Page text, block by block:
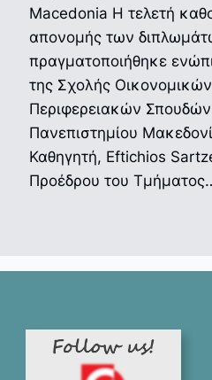
Macedonia Η τελετή
απονομής των
πραγματοποιήθηκε
της Σχολής
Περιφερειακών
Πανεπιστημίου
Καθηγητή, Eftichios
Προέδρου του